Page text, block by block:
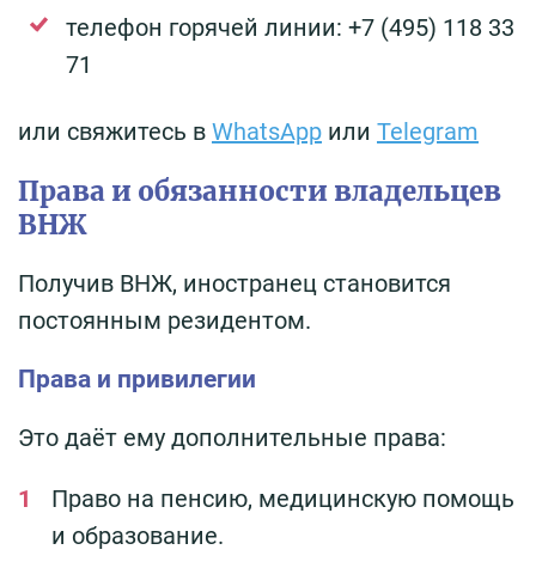
телефон горячей линии: +7 (495) 118 33
71
или свяжитесь в WhatsApp или Telegram
Права и обязанности владельцев
ВНЖ
Получив ВНЖ, иностранец становится
постоянным резидентом.
Права и привилегии
Это даёт ему дополнительные права:
Право на пенсию, медицинскую помощь
и образование.